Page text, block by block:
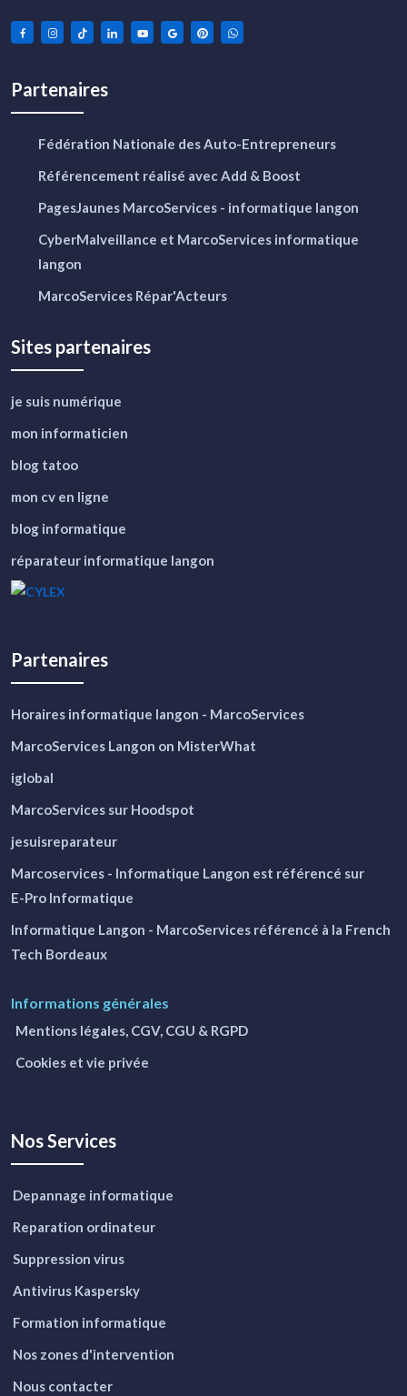
Partenaires
Fédération Nationale des Auto-Entrepreneurs
Référencement réalisé avec Add & Boost
PagesJaunes MarcoServices - informatique langon
CyberMalveillance et MarcoServices informatique
langon
MarcoServices Répar'Acteurs
Sites partenaires
je suis numérique
mon informaticien
blog tatoo
mon cv en ligne
blog informatique
réparateur informatique langon
Partenaires
Horaires informatique langon - MarcoServices
MarcoServices Langon on MisterWhat
iglobal
MarcoServices sur Hoodspot
jesuisreparateur
Marcoservices - Informatique Langon est référencé sur
E-Pro Informatique
Informatique Langon - MarcoServices référencé à la French
Tech Bordeaux
Informations générales
Mentions légales, CGV, CGU & RGPD
Cookies et vie privée
Nos Services
Depannage informatique
Reparation ordinateur
Suppression virus
Antivirus Kaspersky
Formation informatique
Nos zones d'intervention
Nous contacter